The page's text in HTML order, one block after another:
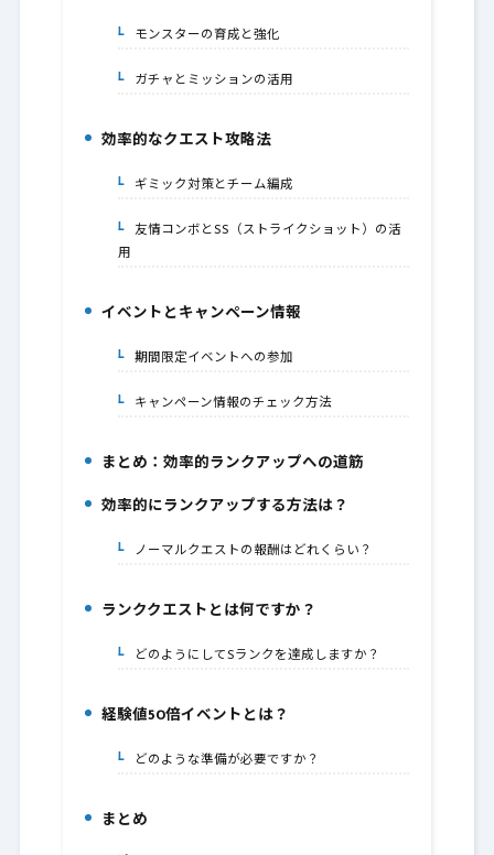
2-1.モンスターの育成と強化
2-2.ガチャとミッションの活用
3.効率的なクエスト攻略法
3-1.ギミック対策とチーム編成
3-2.友情コンボとSS（ストライクショット）の活
用
イベントとキャンペーン情報
4-1.期間限定イベントへの参加
4-2.キャンペーン情報のチェック方法
まとめ：効率的ランクアップへの道筋
6.効率的にランクアップする方法は？
6-1. ノーマルクエストの報酬はどれくらい？
ランククエストとは何ですか？
7-1.どのようにしてSランクを達成しますか？
8.経験値50倍イベントとは？
8-1.どのような準備が必要ですか？
まとめ